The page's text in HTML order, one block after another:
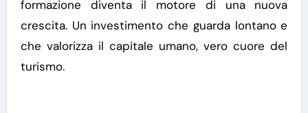
formazione diventa il motore di una nuova
crescita. Un investimento che guarda lontano e
che valorizza il capitale umano, vero cuore del
turismo.